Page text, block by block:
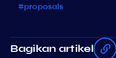
#proposals
Bagikan artikel